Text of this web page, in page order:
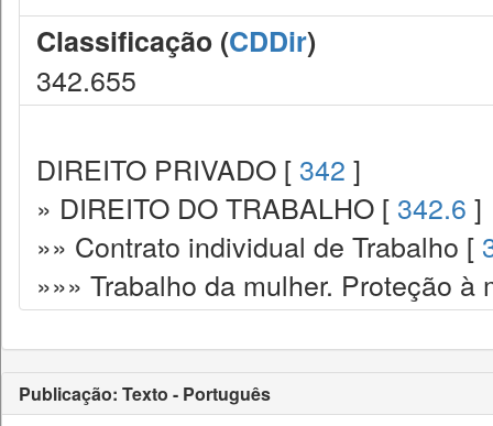
Classificação (CDDir)
342.655
DIREITO PRIVADO [ 342 ]
» DIREITO DO TRABALHO [ 342.6 ]
»» Contrato individual de Trabalho [
»»» Trabalho da mulher. Proteção
Publicação: Texto - Português